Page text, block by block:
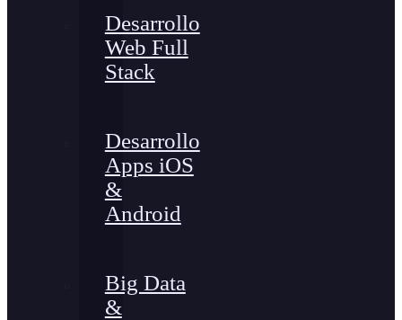
Desarrollo
Web Full
Stack
Desarrollo
Apps iOS
&
Android
Big Data
&